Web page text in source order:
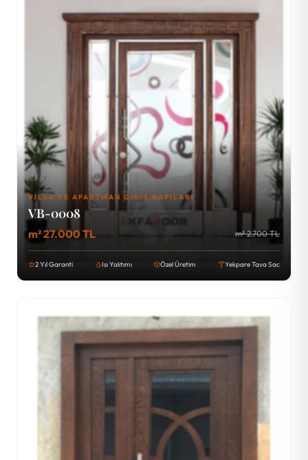
VILLA VE APARTMAN GIRIŞ KAPILARI
VB-0008
m² 27.000 TL m² 2.700 TL
2 Yıl Garanti Isı Yalıtımı Özel Üretim Yekpare Tava Sac